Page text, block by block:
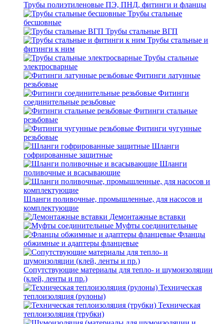
Трубы полиэтиленовые ПЭ, ПНД, фитинги и фланцы
Трубы стальные
бесшовные
Трубы стальные ВГП
Трубы стальные и
фитинги к ним
Трубы стальные
электросварные
Фитинги латунные
резьбовые
Фитинги
соединительные резьбовые
Фитинги стальные
резьбовые
Фитинги чугунные
резьбовые
Шланги
гофрированные защитные
Шланги
поливочные и всасывающие
Шланги поливочные, промышленные, для насосов и
комплектующие
Демонтажные вставки
Муфты соединительные
Фланцы
обжимные и адаптеры фланцевые
Сопутствующие материалы для тепло- и шумоизоляции
(клей, ленты и пр.)
Техническая
теплоизоляция (рулоны)
Техническая
теплоизоляция (трубки)